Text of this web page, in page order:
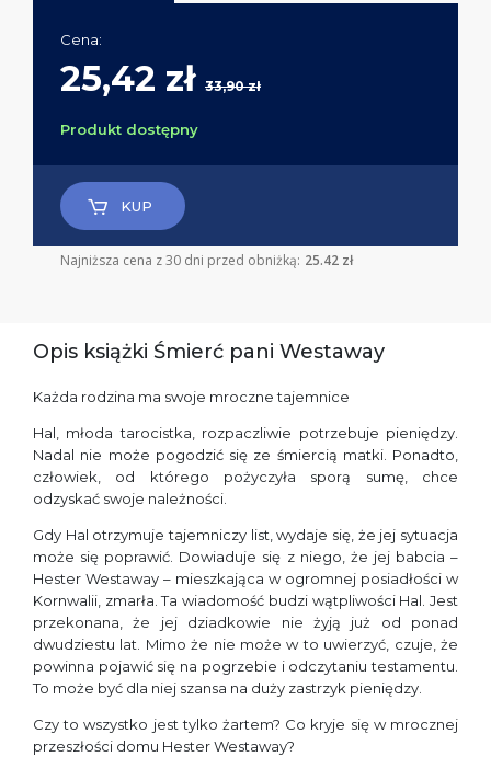
Cena:
25,42 zł 33,90 zł
Produkt dostępny
KUP
Najniższa cena z 30 dni przed obniżką: 25.42 zł
Opis książki Śmierć pani Westaway
Każda rodzina ma swoje mroczne tajemnice
Hal, młoda tarocistka, rozpaczliwie potrzebuje pieniędzy.
Nadal nie może pogodzić się ze śmiercią matki. Ponadto,
człowiek, od którego pożyczyła sporą sumę, chce
odzyskać swoje należności.
Gdy Hal otrzymuje tajemniczy list, wydaje się, że jej sytuacja
może się poprawić. Dowiaduje się z niego, że jej babcia –
Hester Westaway – mieszkająca w ogromnej posiadłości w
Kornwalii, zmarła. Ta wiadomość budzi wątpliwości Hal. Jest
przekonana, że jej dziadkowie nie żyją już od ponad
dwudziestu lat. Mimo że nie może w to uwierzyć, czuje, że
powinna pojawić się na pogrzebie i odczytaniu testamentu.
To może być dla niej szansa na duży zastrzyk pieniędzy.
Czy to wszystko jest tylko żartem? Co kryje się w mrocznej
przeszłości domu Hester Westaway?